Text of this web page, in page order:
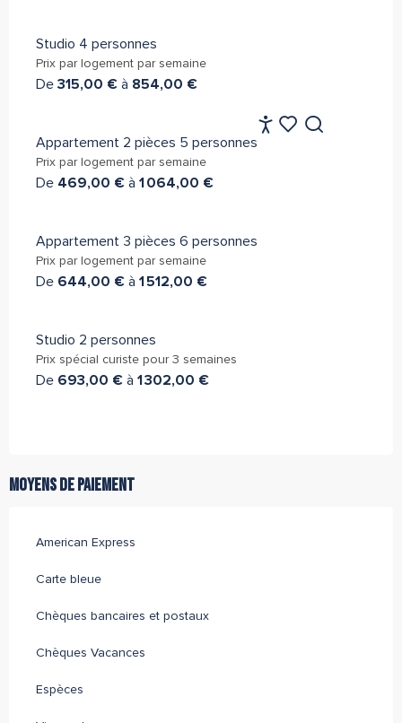
Studio 4 personnes
Prix par logement par semaine
De 315,00 € à 854,00 €
Appartement 2 pièces 5 personnes
Prix par logement par semaine
De 469,00 € à 1 064,00 €
Appartement 3 pièces 6 personnes
Prix par logement par semaine
De 644,00 € à 1 512,00 €
Studio 2 personnes
Prix spécial curiste pour 3 semaines
De 693,00 € à 1 302,00 €
Moyens de paiement
American Express
Carte bleue
Chèques bancaires et postaux
Chèques Vacances
Espèces